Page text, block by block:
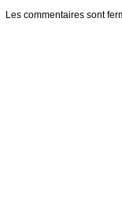
Les commentaires sont